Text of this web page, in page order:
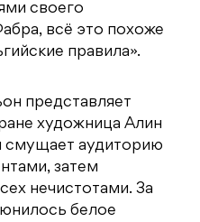
своего
всё это похоже
правила».
представляет
художница Алин
смущает аудиторию
затем
нечистотами. За
белое